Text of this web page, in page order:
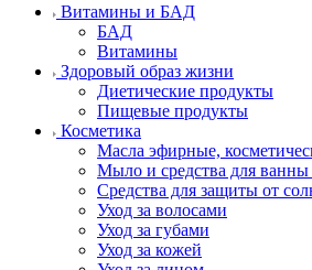
Витамины и БАД
БАД
Витамины
Здоровый образ жизни
Диетические продукты
Пищевые продукты
Косметика
Масла эфирные,
Мыло и средства для
Средства для защиты от
Уход за волосами
Уход за губами
Уход за кожей